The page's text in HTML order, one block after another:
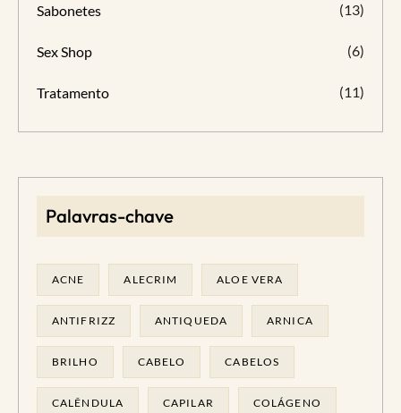
Sabonetes (13)
Sex Shop (6)
Tratamento (11)
Palavras-chave
ACNE ALECRIM ALOE VERA
ANTIFRIZZ ANTIQUEDA ARNICA
BRILHO CABELO CABELOS
CALÊNDULA CAPILAR COLÁGENO